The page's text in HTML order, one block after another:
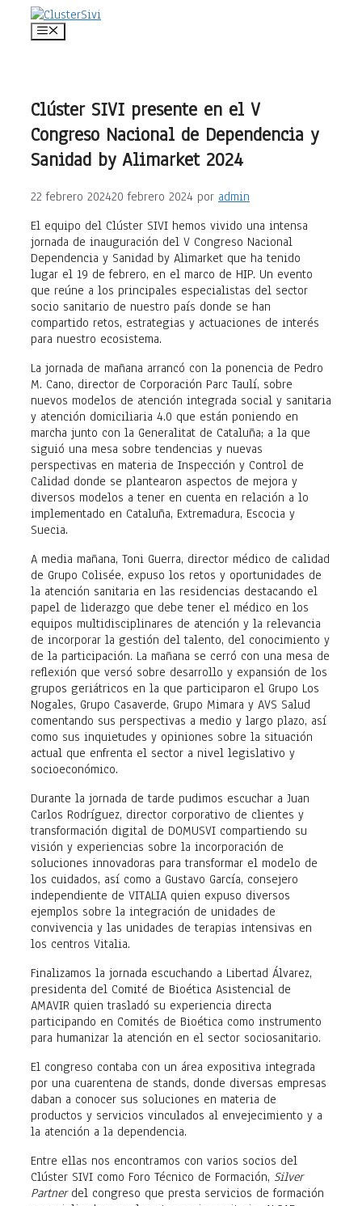
Saltar
Menú
Clúster SIVI presente en el V
Congreso Nacional de Dependencia y
Sanidad by Alimarket 2024
22 febrero 202420 febrero 2024 por admin
El equipo del Clúster SIVI hemos vivido una intensa
jornada de inauguración del V Congreso Nacional
Dependencia y Sanidad by Alimarket que ha tenido
lugar el 19 de febrero, en el marco de HIP. Un evento
que reúne a los principales especialistas del sector
socio sanitario de nuestro país donde se han
compartido retos, estrategias y actuaciones de interés
para nuestro ecosistema.
La jornada de mañana arrancó con la ponencia de Pedro
M. Cano, director de Corporación Parc Taulí, sobre
nuevos modelos de atención integrada social y sanitaria
y atención domiciliaria 4.0 que están poniendo en
marcha junto con la Generalitat de Cataluña; a la que
siguió una mesa sobre tendencias y nuevas
perspectivas en materia de Inspección y Control de
Calidad donde se plantearon aspectos de mejora y
diversos modelos a tener en cuenta en relación a lo
implementado en Cataluña, Extremadura, Escocia y
Suecia.
A media mañana, Toni Guerra, director médico de calidad
de Grupo Colisée, expuso los retos y oportunidades de
la atención sanitaria en las residencias destacando el
papel de liderazgo que debe tener el médico en los
equipos multidisciplinares de atención y la relevancia
de incorporar la gestión del talento, del conocimiento y
de la participación. La mañana se cerró con una mesa de
reflexión que versó sobre desarrollo y expansión de los
grupos geriátricos en la que participaron el Grupo Los
Nogales, Grupo Casaverde, Grupo Mimara y AVS Salud
comentando sus perspectivas a medio y largo plazo, así
como sus inquietudes y opiniones sobre la situación
actual que enfrenta el sector a nivel legislativo y
socioeconómico.
Durante la jornada de tarde pudimos escuchar a Juan
Carlos Rodríguez, director corporativo de clientes y
transformación digital de DOMUSVI compartiendo su
visión y experiencias sobre la incorporación de
soluciones innovadoras para transformar el modelo de
los cuidados, así como a Gustavo García, consejero
independiente de VITALIA quien expuso diversos
ejemplos sobre la integración de unidades de
convivencia y las unidades de terapias intensivas en
los centros Vitalia.
Finalizamos la jornada escuchando a Libertad Álvarez,
presidenta del Comité de Bioética Asistencial de
AMAVIR quien trasladó su experiencia directa
participando en Comités de Bioética como instrumento
para humanizar la atención en el sector sociosanitario.
El congreso contaba con un área expositiva integrada
por una cuarentena de stands, donde diversas empresas
daban a conocer sus soluciones en materia de
productos y servicios vinculados al envejecimiento y a
la atención a la dependencia.
Entre ellas nos encontramos con varios socios del
Clúster SIVI como Foro Técnico de Formación, Silver
Partnerdel congreso que presta servicios de formación